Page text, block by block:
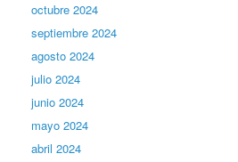
octubre 2024
septiembre 2024
agosto 2024
julio 2024
junio 2024
mayo 2024
abril 2024